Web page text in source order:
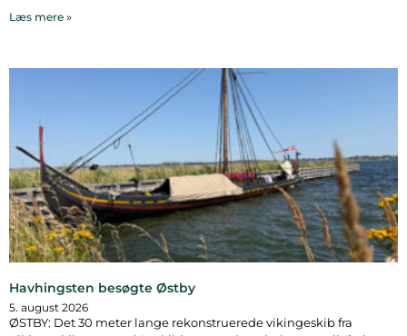
Læs mere »
Havhingsten besøgte Østby
5. august 2026
ØSTBY: Det 30 meter lange rekonstruerede vikingeskib fra